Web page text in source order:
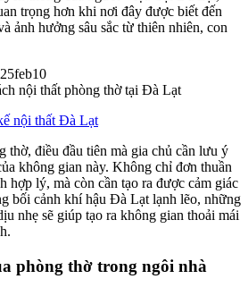
trọng hơn khi nơi đây được biết đến
ảnh hưởng sâu sắc từ thiên nhiên, con
nội thất phòng thờ tại Đà Lạt
nội thất Đà Lạt
thờ, điều đầu tiên mà gia chủ cần lưu ý
không gian này. Không chỉ đơn thuần
hợp lý, mà còn cần tạo ra được cảm giác
bối cảnh khí hậu Đà Lạt lạnh lẽo, những
nhẹ sẽ giúp tạo ra không gian thoải mái
phòng thờ trong ngôi nhà